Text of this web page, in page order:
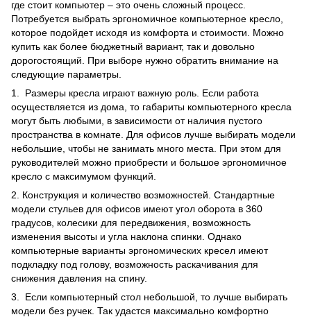
где стоит компьютер – это очень сложный процесс.
Потребуется выбрать эргономичное компьютерное кресло,
которое подойдет исходя из комфорта и стоимости. Можно
купить как более бюджетный вариант, так и довольно
дорогостоящий. При выборе нужно обратить внимание на
следующие параметры.
1.
Размеры кресла играют важную роль. Если работа
осуществляется из дома, то габариты компьютерного кресла
могут быть любыми, в зависимости от наличия пустого
пространства в комнате. Для офисов лучше выбирать модели
небольшие, чтобы не занимать много места. При этом для
руководителей можно приобрести и большое эргономичное
кресло с максимумом функций.
2. Конструкция и количество возможностей. Стандартные
модели стульев для офисов имеют угол оборота в 360
градусов, колесики для передвижения, возможность
изменения высоты и угла наклона спинки. Однако
компьютерные варианты эргономических кресел имеют
подкладку под голову, возможность раскачивания для
снижения давления на спину.
3.
Если компьютерный стол небольшой, то лучше выбирать
модели без ручек. Так удастся максимально комфортно